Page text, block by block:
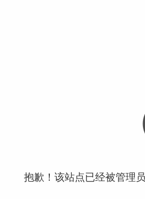
抱歉！该站点已经被管理